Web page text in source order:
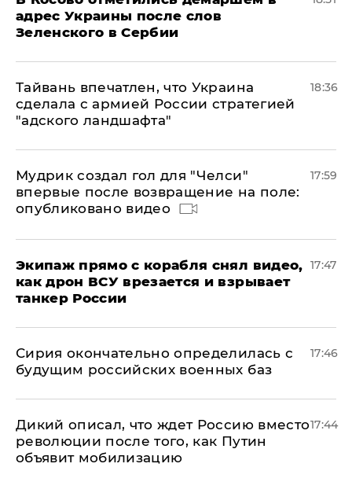
адрес Украины после слов
Зеленского в Сербии
Тайвань впечатлен, что Украина
сделала с армией России стратегией
"адского ландшафта"
18:36
Мудрик создал гол для "Челси"
впервые после возвращение на поле:
опубликовано видео
17:59
Экипаж прямо с корабля снял видео,
как дрон ВСУ врезается и взрывает
танкер России
17:47
Сирия окончательно определилась с
будущим российских военных баз
17:46
Дикий описал, что ждет Россию вместо
революции после того, как Путин
объявит мобилизацию
17:44